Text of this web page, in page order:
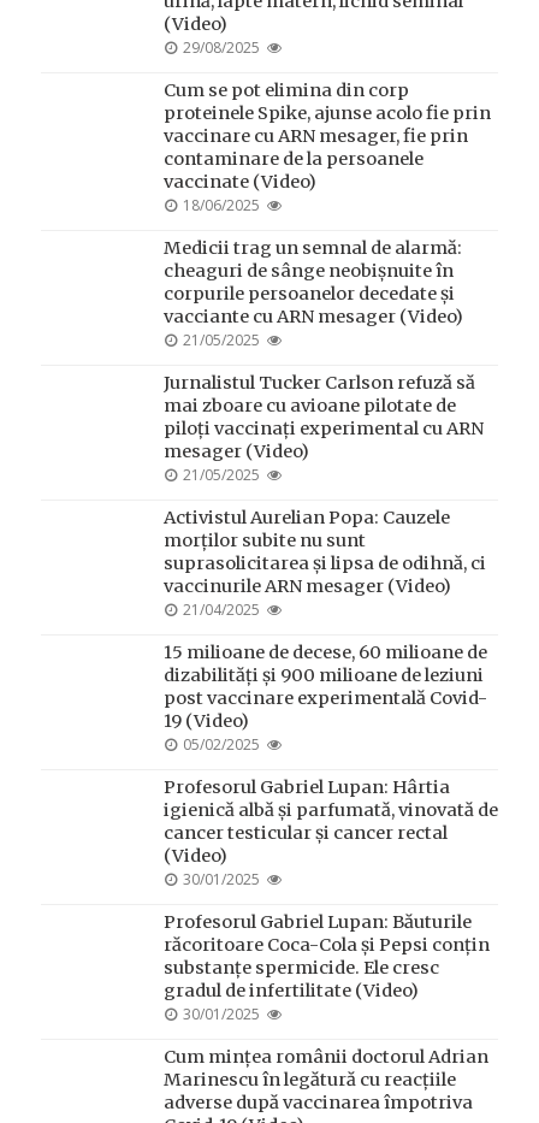
(Video)
POSTED
29/08/2025
Cum se pot elimina din corp
proteinele Spike, ajunse acolo fie prin
vaccinare cu ARN mesager, fie prin
contaminare de la persoanele
vaccinate (Video)
POSTED
18/06/2025
Medicii trag un semnal de alarmă:
cheaguri de sânge neobișnuite în
corpurile persoanelor decedate și
vacciante cu ARN mesager (Video)
POSTED
21/05/2025
Jurnalistul Tucker Carlson refuză să
mai zboare cu avioane pilotate de
piloți vaccinați experimental cu ARN
mesager (Video)
POSTED
21/05/2025
Activistul Aurelian Popa: Cauzele
morților subite nu sunt
suprasolicitarea și lipsa de odihnă, ci
vaccinurile ARN mesager (Video)
POSTED
21/04/2025
15 milioane de decese, 60 milioane de
dizabilități și 900 milioane de leziuni
post vaccinare experimentală Covid-
19 (Video)
POSTED
05/02/2025
Profesorul Gabriel Lupan: Hârtia
igienică albă și parfumată, vinovată de
cancer testicular și cancer rectal
(Video)
POSTED
30/01/2025
Profesorul Gabriel Lupan: Băuturile
răcoritoare Coca-Cola și Pepsi conțin
substanțe spermicide. Ele cresc
gradul de infertilitate (Video)
POSTED
30/01/2025
Cum mințea românii doctorul Adrian
Marinescu în legătură cu reacțiile
adverse după vaccinarea împotriva